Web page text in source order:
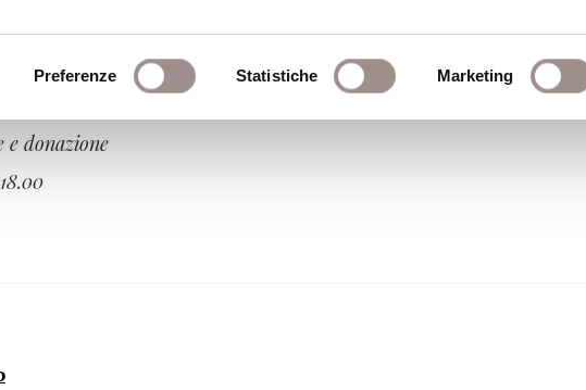
Preferenze Statistiche Marketing
donazione